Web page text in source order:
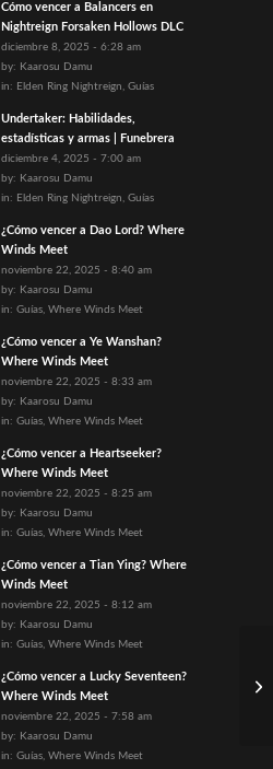
Cómo vencer a Balancers en
Nightreign Forsaken Hollows DLC
diciembre 8, 2025 - 6:28 am
by: Kaarosu Damu
in: Elden Ring Nightreign, Guías
Undertaker: Habilidades,
estadísticas y armas | Funebrera
diciembre 4, 2025 - 7:00 am
by: Kaarosu Damu
in: Elden Ring Nightreign, Guías
¿Cómo vencer a Dao Lord? Where
Winds Meet
noviembre 22, 2025 - 8:40 am
by: Kaarosu Damu
in: Guías, Where Winds Meet
¿Cómo vencer a Ye Wanshan?
Where Winds Meet
noviembre 22, 2025 - 8:33 am
by: Kaarosu Damu
in: Guías, Where Winds Meet
¿Cómo vencer a Heartseeker?
Where Winds Meet
noviembre 22, 2025 - 8:25 am
by: Kaarosu Damu
in: Guías, Where Winds Meet
¿Cómo vencer a Tian Ying? Where
Winds Meet
noviembre 22, 2025 - 8:12 am
by: Kaarosu Damu
in: Guías, Where Winds Meet
¿Cómo vencer a Lucky Seventeen?
Where Winds Meet
noviembre 22, 2025 - 7:58 am
by: Kaarosu Damu
in: Guías, Where Winds Meet